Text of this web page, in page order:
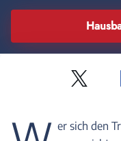
er sich den